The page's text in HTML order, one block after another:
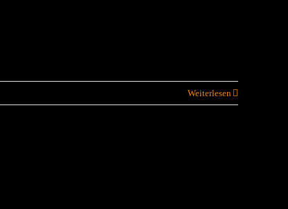
Weiterlesen